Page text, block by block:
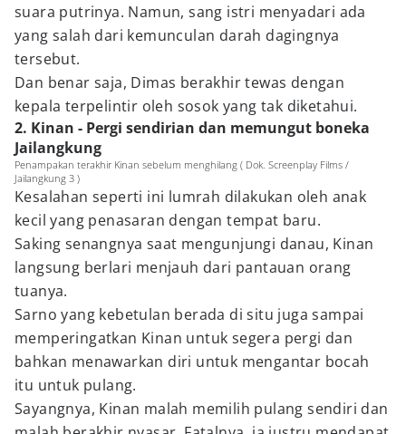
suara putrinya. Namun, sang istri menyadari ada
yang salah dari kemunculan darah dagingnya
tersebut.
Dan benar saja, Dimas berakhir tewas dengan
kepala terpelintir oleh sosok yang tak diketahui.
2. Kinan - Pergi sendirian dan memungut boneka
Jailangkung
Penampakan terakhir Kinan sebelum menghilang ( Dok. Screenplay Films /
Jailangkung 3 )
Kesalahan seperti ini lumrah dilakukan oleh anak
kecil yang penasaran dengan tempat baru.
Saking senangnya saat mengunjungi danau, Kinan
langsung berlari menjauh dari pantauan orang
tuanya.
Sarno yang kebetulan berada di situ juga sampai
memperingatkan Kinan untuk segera pergi dan
bahkan menawarkan diri untuk mengantar bocah
itu untuk pulang.
Sayangnya, Kinan malah memilih pulang sendiri dan